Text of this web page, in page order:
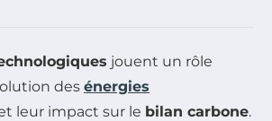
jouent un rôle
des énergies
leur impact sur le bilan carbone.